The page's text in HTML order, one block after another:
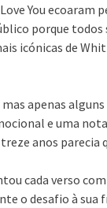
You ecoaram
porque todos
icónicas de
apenas
e uma
anos parecia
cada verso
o desafio à sua